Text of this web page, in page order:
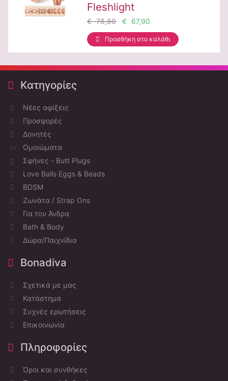
Fleshlight
€ 78,80 € 67,90
Προσθήκη στο καλάθι
Κατηγορίες
Νέες αφίξεις
Προσφορές
Δονητές
Ομοιώματα
Σφήνες - Butt Plugs
Love Balls Eggs & Beads
BDSM
Ζωνάτα / Strap Ons
Για τον Άνδρα
Bath & Body
Δώρα/Παιχνίδια
Bonadiva
Σχετικά με μας
Κατάστημα
Συχνές ερωτήσεις
Επικοινωνία
Πληροφορίες
Όροι και συνθήκες